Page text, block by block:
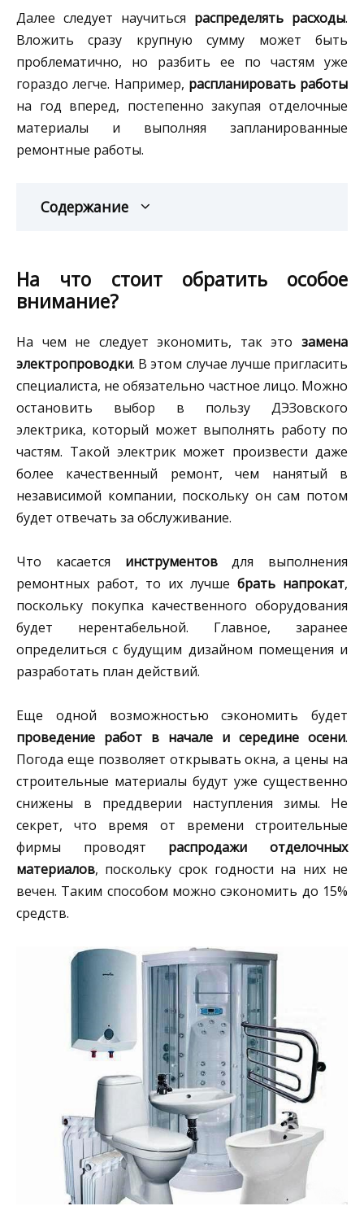
Далее следует научиться распределять расходы.
Вложить сразу крупную сумму может быть
проблематично, но разбить ее по частям уже
гораздо легче. Например, распланировать работы
на год вперед, постепенно закупая отделочные
материалы и выполняя запланированные
ремонтные работы.
Содержание
На что стоит обратить особое
внимание?
На чем не следует экономить, так это замена
электропроводки. В этом случае лучше пригласить
специалиста, не обязательно частное лицо. Можно
остановить выбор в пользу ДЭЗовского
электрика, который может выполнять работу по
частям. Такой электрик может произвести даже
более качественный ремонт, чем нанятый в
независимой компании, поскольку он сам потом
будет отвечать за обслуживание.
Что касается инструментовдля выполнения
ремонтных работ, то их лучше брать напрокат,
поскольку покупка качественного оборудования
будет нерентабельной. Главное, заранее
определиться с будущим дизайном помещения и
разработать план действий.
Еще одной возможностью сэкономить будет
проведение работ в начале и середине осени.
Погода еще позволяет открывать окна, а цены на
строительные материалы будут уже существенно
снижены в преддверии наступления зимы. Не
секрет, что время от времени строительные
фирмы проводят распродажи отделочных
материалов, поскольку срок годности на них не
вечен. Таким способом можно сэкономить до 15%
средств.